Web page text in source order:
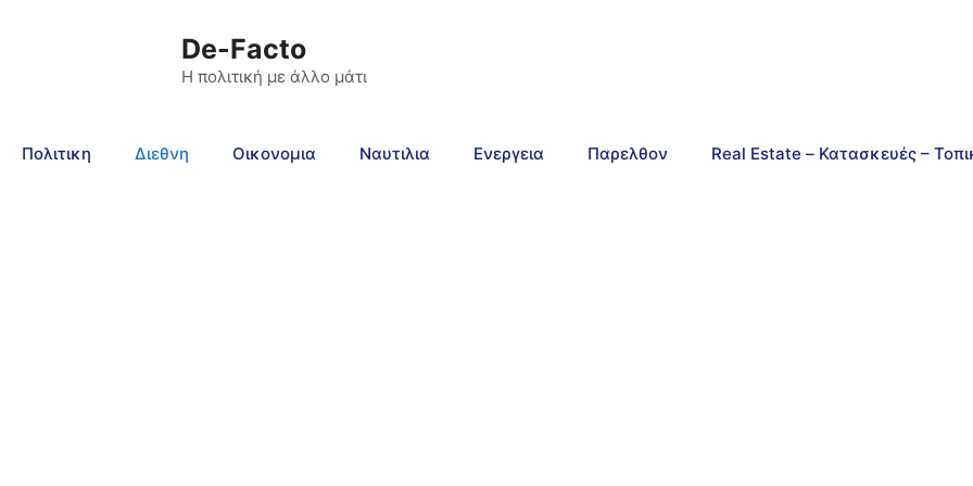
De-Facto
Η πολιτική με άλλο μάτι
Πολιτικη Διεθνη Οικονομια Ναυτιλια Ενεργεια Παρελθον Real Estate – Κατασκευές –